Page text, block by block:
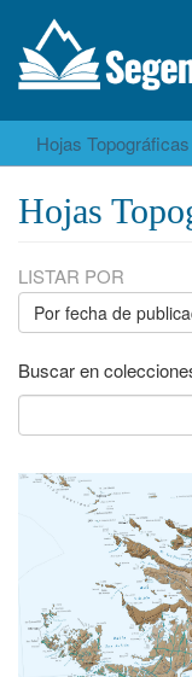
Hojas
Hojas
LISTAR POR
Por fecha de
Buscar en